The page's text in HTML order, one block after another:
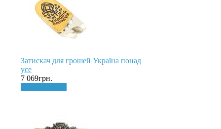
Затискач для грошей Україна понад
усе
7 069грн.